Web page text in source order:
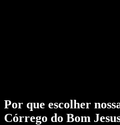
Por que escolher
Córrego do Bom